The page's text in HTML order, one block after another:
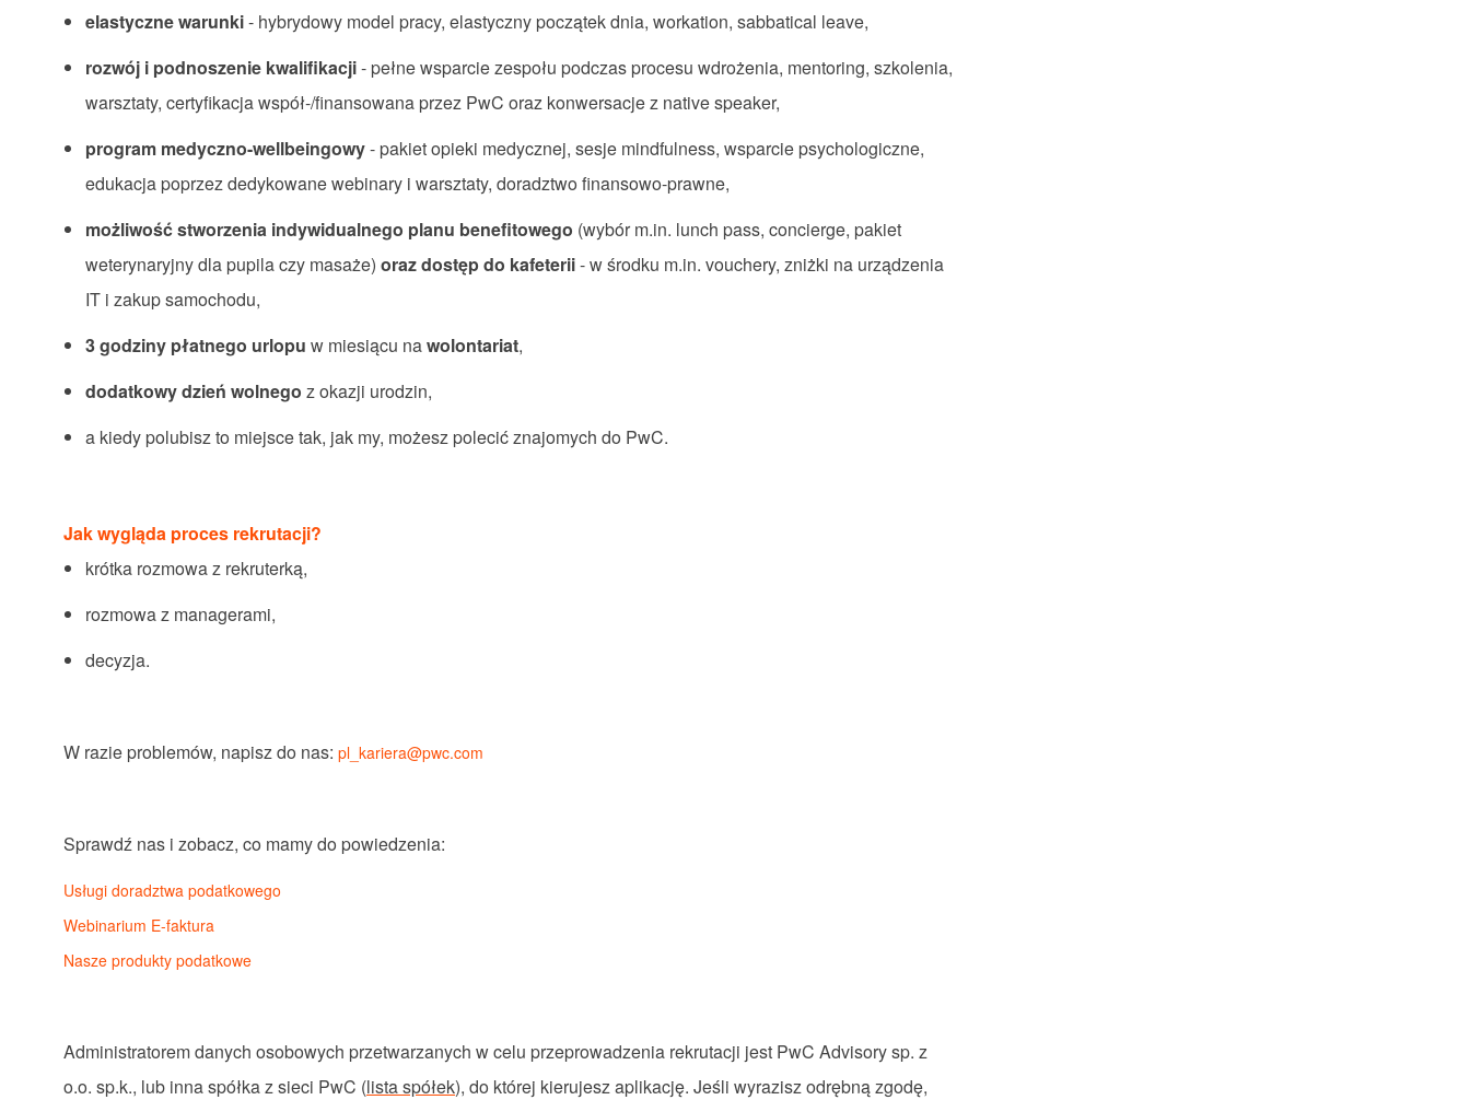
elastyczne warunki- hybrydowy model pracy, elastyczny początek dnia, workation, sabbatical leave,
rozwój i podnoszenie kwalifikacji- pełne wsparcie zespołu podczas procesu wdrożenia, mentoring, szkolenia,
warsztaty, certyfikacja współ-/finansowana przez PwC oraz konwersacje z native speaker,
program medyczno-wellbeingowy- pakiet opieki medycznej, sesje mindfulness, wsparcie psychologiczne,
edukacja poprzez dedykowane webinary i warsztaty, doradztwo finansowo-prawne,
możliwość stworzenia indywidualnego planu benefitowego (wybór m.in. lunch pass, concierge, pakiet
weterynaryjny dla pupila czy masaże) oraz dostęp do kafeterii- w środku m.in. vouchery, zniżki na urządzenia
IT i zakup samochodu,
3 godziny płatnego urlopu w miesiącu nawolontariat,
dodatkowy dzień wolnego z okazji urodzin,
a kiedy polubisz to miejsce tak, jak my, możesz polecić znajomych do PwC.
Jak wygląda proces rekrutacji?
krótka rozmowa z rekruterką,
rozmowa z managerami,
decyzja.
W razie problemów, napisz do nas: pl_kariera@pwc.com
Sprawdź nas i zobacz, co mamy do powiedzenia:
Usługi doradztwa podatkowego
Webinarium E-faktura
Nasze produkty podatkowe
Administratoremdanych osobowych przetwarzanych wcelu przeprowadzenia rekrutacji jest PwC Advisory sp. z
o.o. sp.k., lub innaspółkazsieci PwC (lista spółek), do której kierujeszaplikację. Jeśli wyraziszodrębnązgodę,